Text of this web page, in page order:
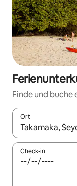
Finde und
Ort
Wenn
Check-in